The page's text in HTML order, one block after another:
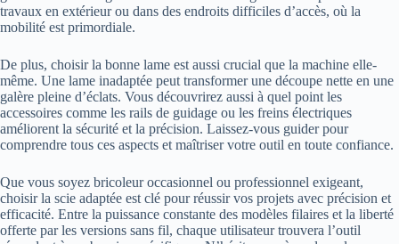
travaux en extérieur ou dans des endroits difficiles d’accès, où la
mobilité est primordiale.
De plus, choisir la bonne lame est aussi crucial que la machine elle-
même. Une lame inadaptée peut transformer une découpe nette en une
galère pleine d’éclats. Vous découvrirez aussi à quel point les
accessoires comme les rails de guidage ou les freins électriques
améliorent la sécurité et la précision. Laissez-vous guider pour
comprendre tous ces aspects et maîtriser votre outil en toute confiance.
Que vous soyez bricoleur occasionnel ou professionnel exigeant,
choisir la scie adaptée est clé pour réussir vos projets avec précision et
efficacité. Entre la puissance constante des modèles filaires et la liberté
offerte par les versions sans fil, chaque utilisateur trouvera l’outil